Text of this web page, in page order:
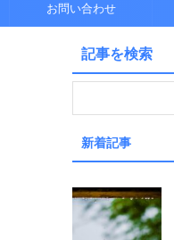
お問い合わせ
記事を検索
新着記事